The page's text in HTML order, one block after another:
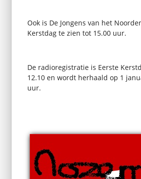
Ook is De Jongens van het
Kerstdag te zien tot 15.00 uur.
De radioregistratie is Eerste
12.10 en wordt herhaald op 1
uur.